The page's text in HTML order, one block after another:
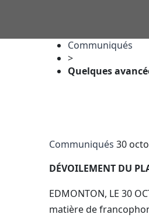
Communiqués
>
Quelques
Communiqués 30
DÉVOILEMENT DU
EDMONTON, LE 30
matière de